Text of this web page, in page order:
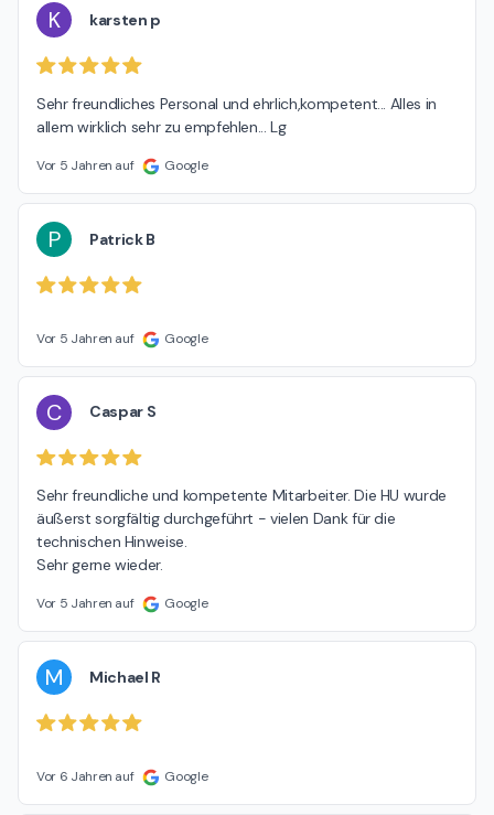
Arbeit und unsere Mitarbeiter haben. Wir werden Ihre Kritik
an die entsprechende Stelle im Haus weiterleiten. Wir
hoffen trotz allem Sie noch einmal bei uns begrüßen zu
K karsten p
Sehr freundliches Personal und ehrlich,kompetent... Alles in
allem wirklich sehr zu empfehlen... Lg
Vor 5 Jahren auf Google
P Patrick B
Vor 5 Jahren auf Google
C Caspar S
Sehr freundliche und kompetente Mitarbeiter. Die HU wurde
äußerst sorgfältig durchgeführt - vielen Dank für die
technischen Hinweise.
Sehr gerne wieder.
Vor 5 Jahren auf Google
M Michael R
Vor 6 Jahren auf Google